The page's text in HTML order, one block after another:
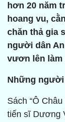
hơn 20 năm
hoang vu,
chăn thả gia
người dân
vươn lên làm
Những
Sách “Ô
tiến sĩ Dương